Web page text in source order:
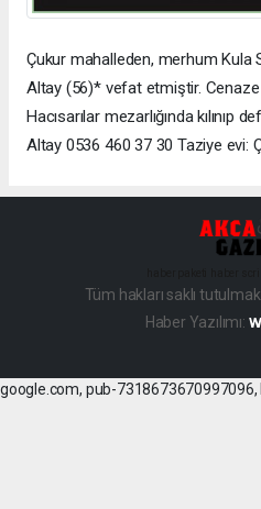
Çukur mahalleden, merhum Kula
Altay (56)* vefat etmiştir.
Hacısarılar mezarlığında kılınıp
Altay 0536 460 37 30 Taziye evi:
Tüm hakları saklı
Haber Yazılımı:
google.com, pub-